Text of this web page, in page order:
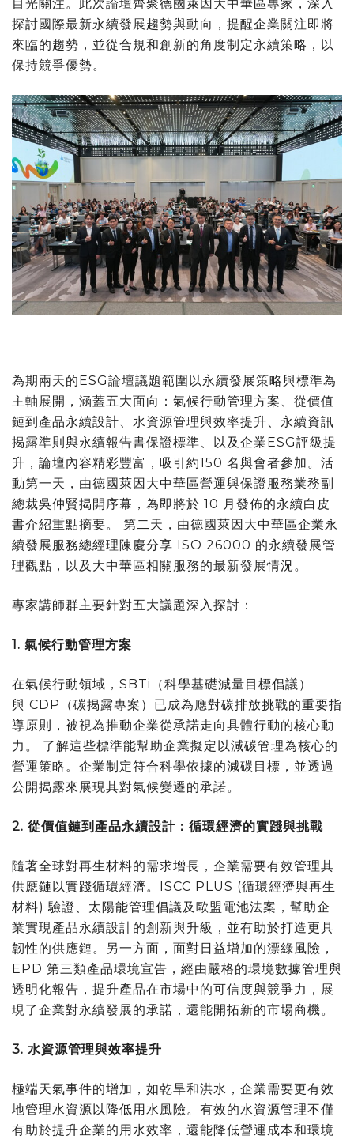
目光關注。此次論壇齊聚德國萊因大中華區專家，深入
探討國際最新永續發展趨勢與動向，提醒企業關注即將
來臨的趨勢，並從合規和創新的角度制定永續策略，以
保持競爭優勢。
為期兩天的ESG論壇議題範圍以永續發展策略與標準為
主軸展開，涵蓋五大面向：氣候行動管理方案、從價值
鏈到產品永續設計、水資源管理與效率提升、永續資訊
揭露準則與永續報告書保證標準、以及企業ESG評級提
升，論壇內容精彩豐富，吸引約150 名與會者參加。活
動第一天，由德國萊因大中華區營運與保證服務業務副
總裁吳仲賢揭開序幕，為即將於 10 月發佈的永續白皮
書介紹重點摘要。 第二天，由德國萊因大中華區企業永
續發展服務總經理陳慶分享 ISO 26000 的永續發展管
理觀點，以及大中華區相關服務的最新發展情況。
專家講師群主要針對五大議題深入探討：
1. 氣候行動管理方案
在氣候行動領域，SBTi（科學基礎減量目標倡議）
與 CDP（碳揭露專案）已成為應對碳排放挑戰的重要指
導原則，被視為推動企業從承諾走向具體行動的核心動
力。 了解這些標準能幫助企業擬定以減碳管理為核心的
營運策略。企業制定符合科學依據的減碳目標，並透過
公開揭露來展現其對氣候變遷的承諾。
2. 從價值鏈到產品永續設計：循環經濟的實踐與挑戰
隨著全球對再生材料的需求增長，企業需要有效管理其
供應鏈以實踐循環經濟。ISCC PLUS (循環經濟與再生
材料) 驗證、太陽能管理倡議及歐盟電池法案，幫助企
業實現產品永續設計的創新與升級，並有助於打造更具
韌性的供應鏈。另一方面，面對日益增加的漂綠風險，
EPD 第三類產品環境宣告，經由嚴格的環境數據管理與
透明化報告，提升產品在市場中的可信度與競爭力，展
現了企業對永續發展的承諾，還能開拓新的市場商機。
3. 水資源管理與效率提升
極端天氣事件的增加，如乾旱和洪水，企業需要更有效
地管理水資源以降低用水風險。有效的水資源管理不僅
有助於提升企業的用水效率，還能降低營運成本和環境